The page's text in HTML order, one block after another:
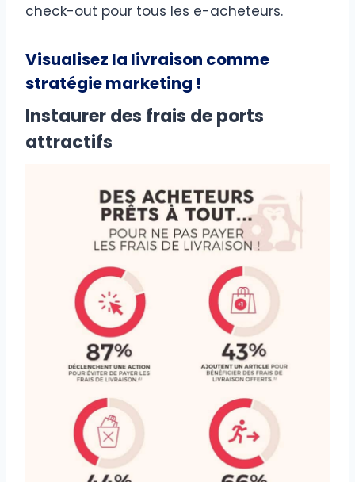
check-out pour tous les e-acheteurs.
Visualisez la livraison comme
stratégie marketing !
Instaurer des frais de ports
attractifs